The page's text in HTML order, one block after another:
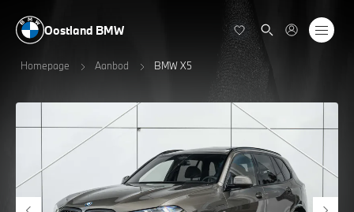
Oostland BMW
Homepage Aanbod BMW X5